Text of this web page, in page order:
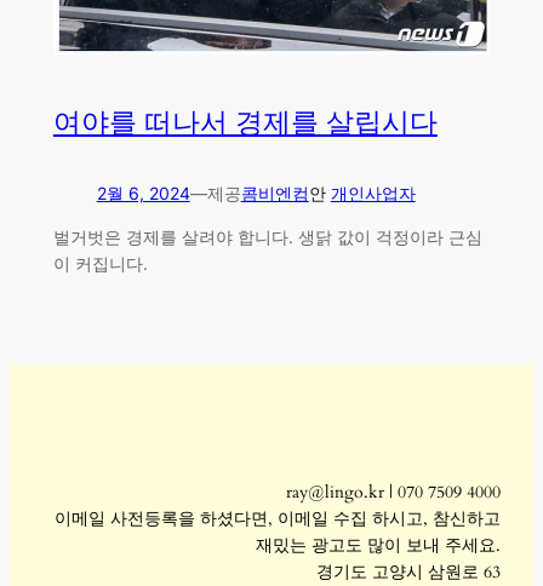
여야를 떠나서 경제를 살립시다
2월 6, 2024—제공콤비엔컴안 개인사업자
벌거벗은 경제를 살려야 합니다. 생닭 값이 걱정이라 근심
이 커집니다.
ray@lingo.kr | 070 7509 4000
이메일 사전등록을 하셨다면, 이메일 수집 하시고, 참신하고
재밌는 광고도 많이 보내 주세요.
경기도 고양시 삼원로 63